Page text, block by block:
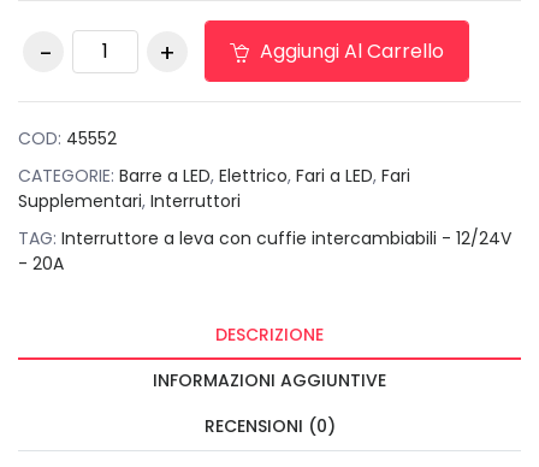
Interruttore
illuminato - 12V -
Aggiungi Al Carrello
COD: 45552
CATEGORIE: Barre a LED, Elettrico, Fari a LED, Fari
Supplementari, Interruttori
TAG: Interruttore a leva con cuffie intercambiabili - 12/24V
- 20A
DESCRIZIONE
INFORMAZIONI AGGIUNTIVE
RECENSIONI (0)